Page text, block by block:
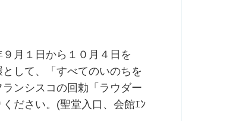
月１日から１０月４日を
して、「すべてのいのちを
ンシスコの回勅「ラウダー
ださい。(聖堂入口、会館ｴﾝ